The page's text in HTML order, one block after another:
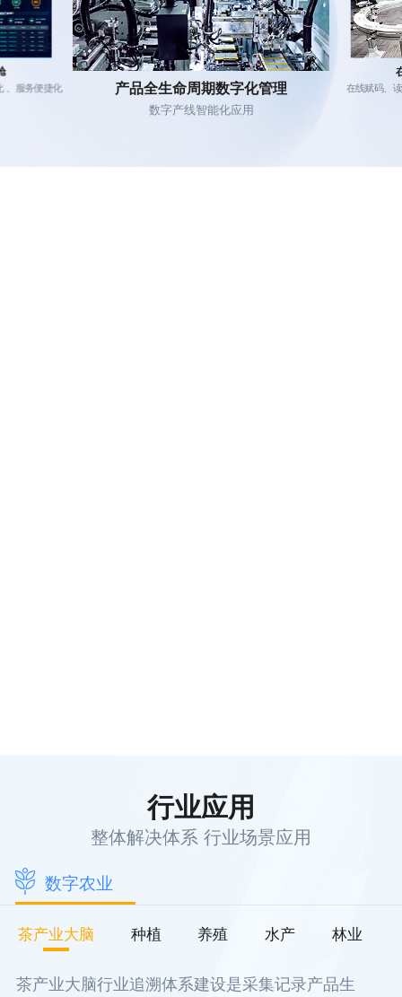
、服务便捷化 产品全生命周期数字化管理
数字产线智能化应用
在线赋码、
行业应用
整体解决体系 行业场景应用
数字农业
茶产业大脑 种植 养殖 水产 林业
茶产业大脑行业追溯体系建设是采集记录产品生